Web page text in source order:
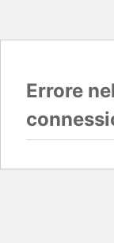
Errore